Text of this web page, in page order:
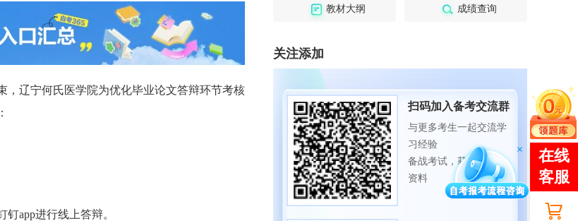
，辽宁何氏医学院为优化毕业论文答辩环节考核
app进行线上答辩。
教材大纲 成绩查询
关注添加
扫码加入备考交流群
与更多考生一起交流学
习经验
备战考试，获取试题及
资料